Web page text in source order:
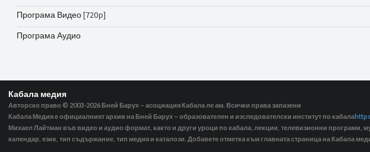
Програма Видео [720p]
Програма Аудио
Кабала медия
Авторско право © 2003-2026 Бней Барух – асоциация Кабала ле ам. Всички права запазени
Кабала Медия е официалният архив на Бней Барух – образователен и изследователски институт по кабала
Михаел Лайтман във видео и аудио формат, както и други уроци по кабала, лекции, телевизионни
календар, език, тип съдържание, тип медия и каталози. Добавете отметка към главната страница на Кабала